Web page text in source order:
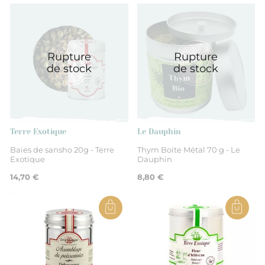
Centre-Val de Loire
Indre-et-Loire
Cannelle en poudre
Épices
Rupture
de stock
Terre Exotique
Baies de sansho 20g - Terre
Exotique
14,70 €
Rupture
de stock
Le Dauphin
Thym Boite Métal 70 g - Le
Dauphin
8,80 €